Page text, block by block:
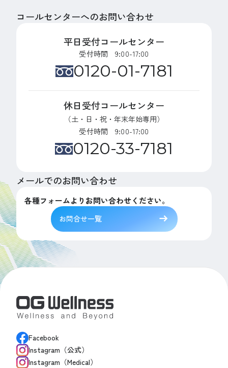
コールセンターへのお問い合わせ
平日受付コールセンター
受付時間 9:00-17:00
0120-01-7181
休日受付コールセンター
（土・日・祝・年末年始専用）
受付時間 9:00-17:00
0120-33-7181
メールでのお問い合わせ
各種フォームよりお問い合わせください。
お問合せ一覧
Facebook
Instagram（公式）
Instagram（Medical）